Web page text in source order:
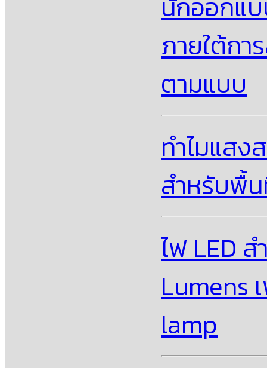
ภายใต้กา
ตามแบบ
ทําไมแส
สําหรับพื้
ไฟ LED
Lumens
lamp